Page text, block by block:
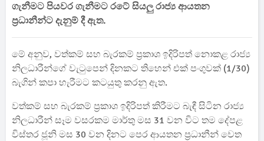
ගැනීමට පියවර ගැනීමට රටේ සියලු රාජ්‍ය ආයතන
ප්‍රධානීන්ට දැනුම් දී ඇත.
මේ අනුව, වත්කම් සහ බැරකම් ප්‍රකාශ ඉදිරිපත් නොකළ රාජ්‍ය
නිලධාරීන්ගේ වැටුපෙන් දිනකට තිහෙන් එක් පංගුවක් (1/30)
බැගින් කපා හැරීමට කටයුතු කරනු ඇත.
වත්කම් සහ බැරකම් ප්‍රකාශ ඉදිරිපත් කිරීමට බැඳී සිටින රාජ්‍ය
නිලධාරීන් සෑම වසරකම මාර්තු මස 31 වන විට තම දේපළ
විස්තර ජූනි මස 30 වන දිනට පෙර ආයතන ප්‍රධානීන් වෙත